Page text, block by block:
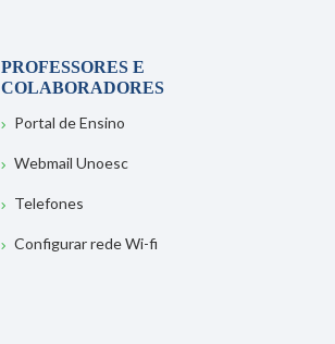
PROFESSORES E
COLABORADORES
Portal de Ensino
Webmail Unoesc
Telefones
Configurar rede Wi-fi